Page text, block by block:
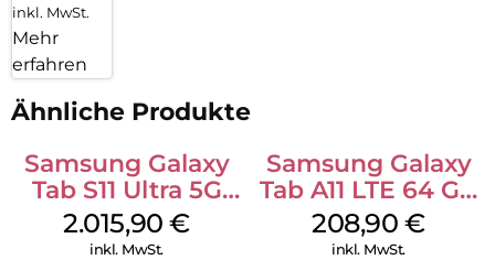
inkl. MwSt.
Mehr
erfahren
Ähnliche Produkte
Samsung Galaxy
Tab S11 Ultra 5G
512 GB Gray
2.015,90€
inkl. MwSt.
Samsung Galaxy
Tab A11 LTE 64 GB
Gray
208,90€
inkl. MwSt.